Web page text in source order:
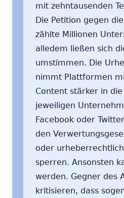
mit zehntausenden
Die Petition gegen
zählte Millionen
alledem ließen sich
umstimmen. Die
nimmt Plattformen
Content stärker in
jeweiligen
Facebook oder
den
oder
sperren. Ansonsten
werden. Gegner des
kritisieren, dass